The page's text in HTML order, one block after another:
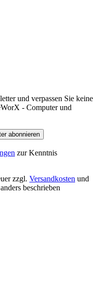
und verpassen Sie keine
- Computer und
abonnieren
zur Kenntnis
zzgl. Versandkosten und
beschrieben